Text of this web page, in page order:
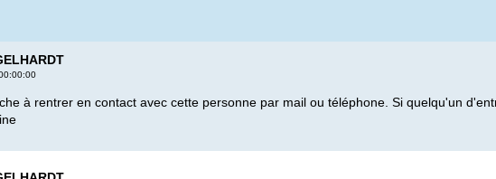
à rentrer en contact avec cette personne par mail ou téléphone. Si quelqu'un